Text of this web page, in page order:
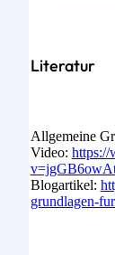
Literatur
Allgemeine
Video: https://
Blogartikel:
grundlagen-